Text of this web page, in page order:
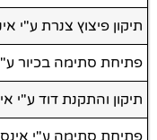
תיקון פיצוץ צנרת ע"י
פתיחת סתימה בכיור
תיקון והתקנת דוד ע"י